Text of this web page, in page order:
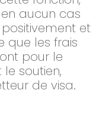
aucun cas
et
que les frais
pour le
soutien,
de visa.